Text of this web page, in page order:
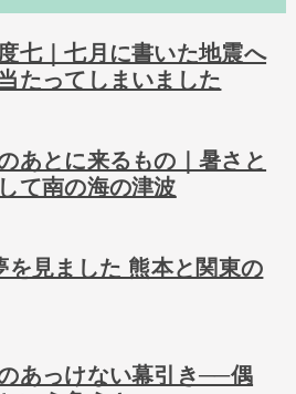
七｜七月に書いた地震へ
たってしまいました
あとに来るもの｜暑さと
て南の海の津波
を見ました 熊本と関東の
あっけない幕引き──偶